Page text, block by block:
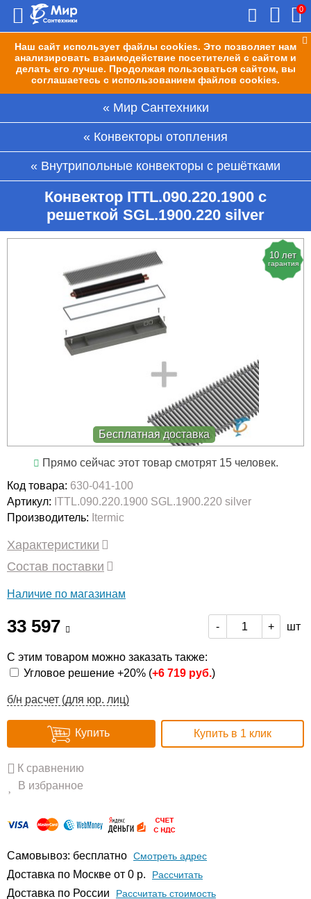
Наш сайт использует файлы cookies. Это позволяет нам
анализировать взаимодействие посетителей с сайтом и
делать его лучше. Продолжая пользоваться сайтом, вы
соглашаетесь с использованием файлов cookies.
0
Мир Сантехники
Конвекторы отопления
Внутрипольные конвекторы с решётками
Конвектор ITTL.090.220.1900 с
решеткой SGL.1900.220 silver
10 лет
гарантия
Бесплатная доставка
Прямо сейчас этот товар смотрят 15 человек.
Код товара: 630-041-100
Артикул: ITTL.090.220.1900 SGL.1900.220 silver
Производитель: Itermic
Характеристики
Состав поставки
Наличие по магазинам
33 597 - + шт
С этим товаром можно заказать также:
Угловое решение +20% (+6 719 руб.)
б/н расчет (для юр. лиц)
Купить Купить в 1 клик
К сравнению
В избранное
Самовывоз: бесплатно Смотреть адрес
Доставка по Москве от 0 р. Расcчитать
Доставка по России Рассчитать стоимость